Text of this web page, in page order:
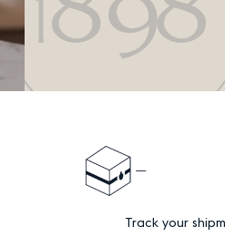
Track your